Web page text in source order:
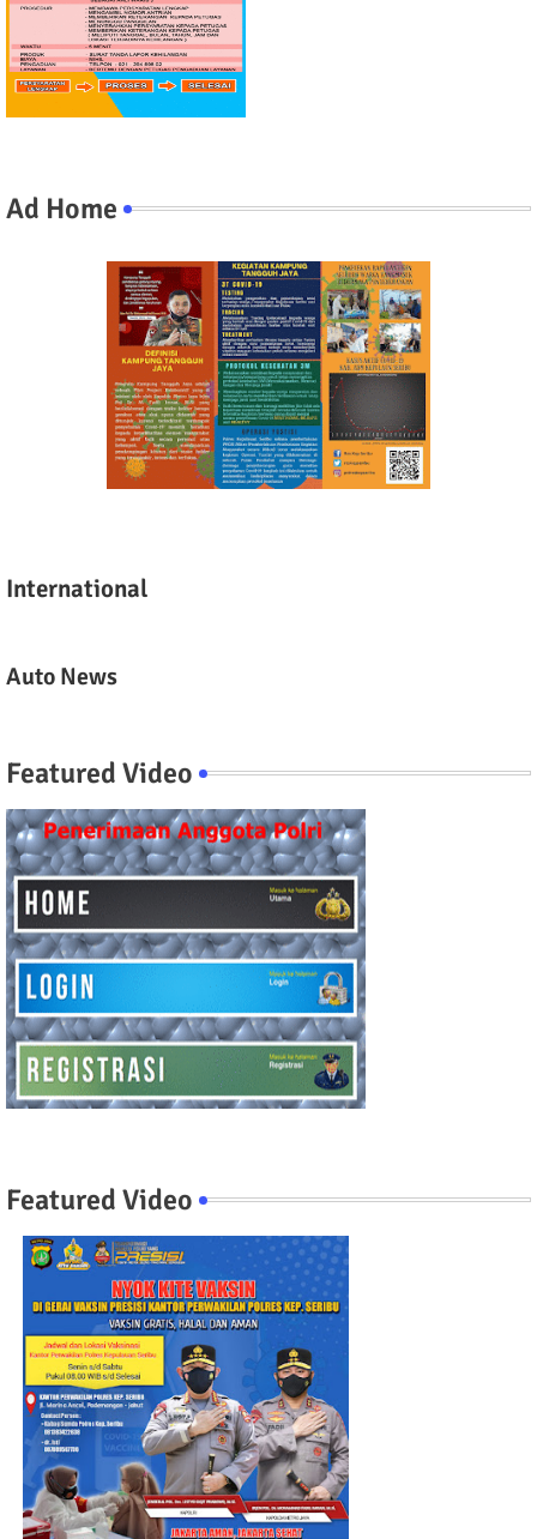
Ad Home
International
Auto News
Featured Video
Featured Video